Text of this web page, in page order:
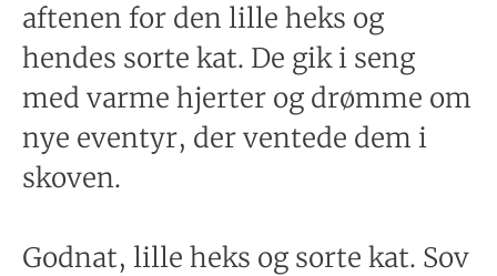
aftenen for den lille heks og
hendes sorte kat. De gik i seng
med varme hjerter og drømme om
nye eventyr, der ventede dem i
skoven.
Godnat, lille heks og sorte kat. Sov